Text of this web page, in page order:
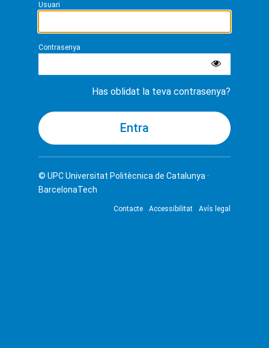
Usuari
Contrasenya
Has oblidat la teva contrasenya?
© UPCUniversitat Politècnica de Catalunya ·
BarcelonaTech
Contacte Accessibilitat Avís legal